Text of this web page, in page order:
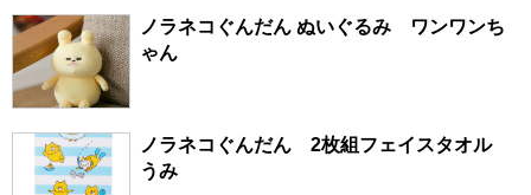
ノラネコぐんだん ぬいぐるみ ワンワンち
ゃん
ノラネコぐんだん 2枚組フェイスタオル
うみ